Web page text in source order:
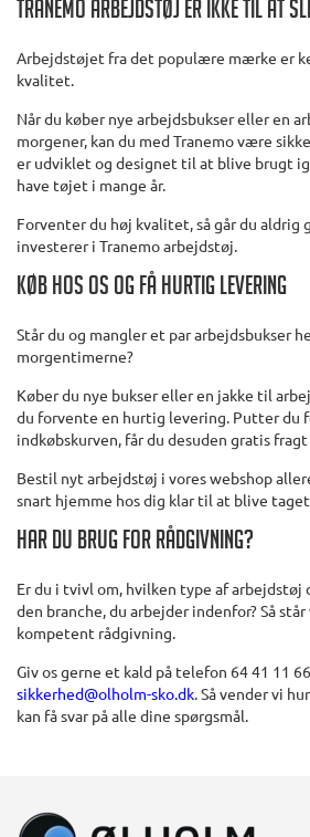
Tranemo arbejdstøj er ikke til at
Arbejdstøjet fra det populære mærke er
kvalitet.
Når du køber nye arbejdsbukser eller en
morgener, kan du med Tranemo være
er udviklet og designet til at blive brugt
have tøjet i mange år.
Forventer du høj kvalitet, så går du aldrig
investerer i Tranemo arbejdstøj.
Køb hos os og få hurtig levering
Står du og mangler et par arbejdsbukser
morgentimerne?
Køber du nye bukser eller en jakke til
du forvente en hurtig levering. Putter du
indkøbskurven, får du desuden gratis
Bestil nyt arbejdstøj i vores webshop
snart hjemme hos dig klar til at blive
Har du brug for rådgivning?
Er du i tvivl om, hvilken type af arbejdstøj
den branche, du arbejder indenfor? Så
kompetent rådgivning.
Giv os gerne et kald på telefon 64 41 11
sikkerhed@olholm-sko.dk. Så vender vi
kan få svar på alle dine spørgsmål.